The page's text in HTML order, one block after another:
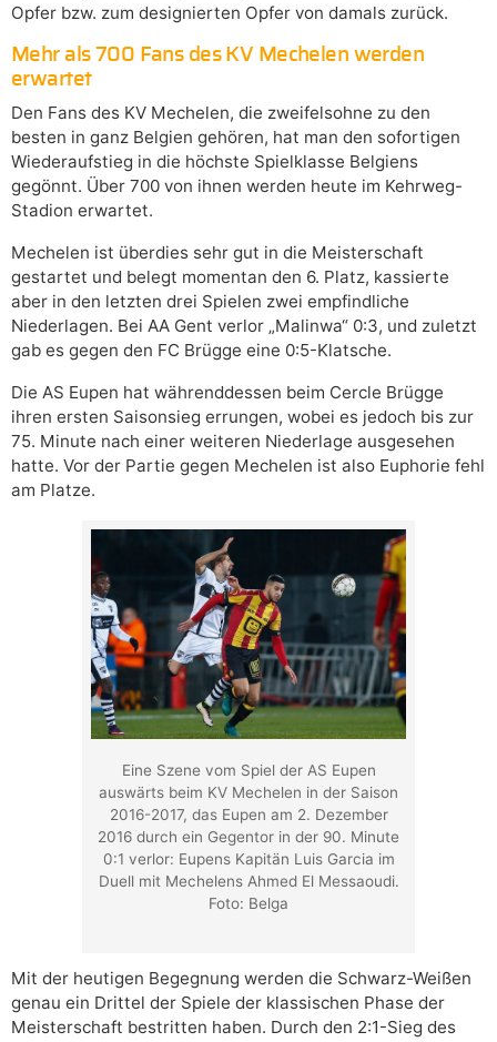
Opfer bzw. zum designierten Opfer von damals zurück.
Mehr als 700 Fans des KV Mechelen werden
erwartet
Den Fans des KV Mechelen, die zweifelsohne zu den
besten in ganz Belgien gehören, hat man den sofortigen
Wiederaufstieg in die höchste Spielklasse Belgiens
gegönnt. Über 700 von ihnen werden heute im Kehrweg-
Stadion erwartet.
Mechelen ist überdies sehr gut in die Meisterschaft
gestartet und belegt momentan den 6. Platz, kassierte
aber in den letzten drei Spielen zwei empfindliche
Niederlagen. Bei AA Gent verlor „Malinwa“ 0:3, und zuletzt
gab es gegen den FC Brügge eine 0:5-Klatsche.
Die AS Eupen hat währenddessen beim Cercle Brügge
ihren ersten Saisonsieg errungen, wobei es jedoch bis zur
75. Minute nach einer weiteren Niederlage ausgesehen
hatte. Vor der Partie gegen Mechelen ist also Euphorie fehl
am Platze.
Eine Szene vom Spiel der AS Eupen
auswärts beim KV Mechelen in der Saison
2016-2017, das Eupen am 2. Dezember
2016 durch ein Gegentor in der 90. Minute
0:1 verlor: Eupens Kapitän Luis Garcia im
Duell mit Mechelens Ahmed El Messaoudi.
Foto: Belga
Mit der heutigen Begegnung werden die Schwarz-Weißen
genau ein Drittel der Spiele der klassischen Phase der
Meisterschaft bestritten haben. Durch den 2:1-Sieg des